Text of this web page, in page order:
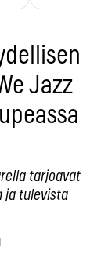
Jazz
tarjoavat
ja tulevista